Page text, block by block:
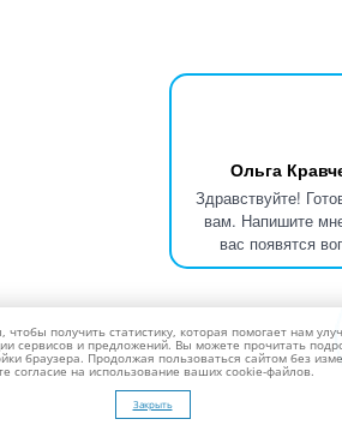
Ольга
Здравствуйте!
вам. Напишите
вас появятся
получить статистику, которая помогает нам
сервисов и предложений. Вы можете прочитать
браузера. Продолжая пользоваться сайтом без
согласие на использование ваших cookie-файлов.